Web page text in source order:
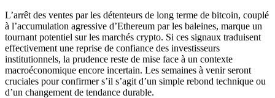
L’arrêt des ventes par les détenteurs de long terme de bitcoin, couplé
à l’accumulation agressive d’Ethereum par les baleines, marque un
tournant potentiel sur les marchés crypto. Si ces signaux traduisent
effectivement une reprise de confiance des investisseurs
institutionnels, la prudence reste de mise face à un contexte
macroéconomique encore incertain. Les semaines à venir seront
cruciales pour confirmer s’il s’agit d’un simple rebond technique ou
d’un changement de tendance durable.